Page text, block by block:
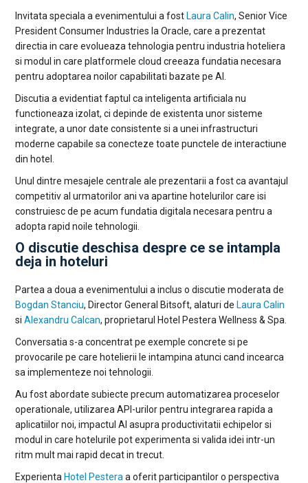
Invitata speciala a evenimentului a fost Laura Calin, Senior Vice
President Consumer Industries la Oracle, care a prezentat
directia in care evolueaza tehnologia pentru industria hoteliera
si modul in care platformele cloud creeaza fundatia necesara
pentru adoptarea noilor capabilitati bazate pe AI.
Discutia a evidentiat faptul ca inteligenta artificiala nu
functioneaza izolat, ci depinde de existenta unor sisteme
integrate, a unor date consistente si a unei infrastructuri
moderne capabile sa conecteze toate punctele de interactiune
din hotel.
Unul dintre mesajele centrale ale prezentarii a fost ca avantajul
competitiv al urmatorilor ani va apartine hotelurilor care isi
construiesc de pe acum fundatia digitala necesara pentru a
adopta rapid noile tehnologii.
O discutie deschisa despre ce se intampla
deja in hoteluri
Partea a doua a evenimentului a inclus o discutie moderata de
Bogdan Stanciu, Director General Bitsoft, alaturi de Laura Calin
siAlexandru Calcan, proprietarul Hotel Pestera Wellness & Spa.
Conversatia s-a concentrat pe exemple concrete si pe
provocarile pe care hotelierii le intampina atunci cand incearca
sa implementeze noi tehnologii.
Au fost abordate subiecte precum automatizarea proceselor
operationale, utilizarea API-urilor pentru integrarea rapida a
aplicatiilor noi, impactul AI asupra productivitatii echipelor si
modul in care hotelurile pot experimenta si valida idei intr-un
ritm mult mai rapid decat in trecut.
Experienta Hotel Pestera a oferit participantilor o perspectiva